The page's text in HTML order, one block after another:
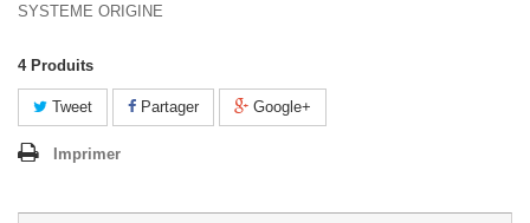
SYSTEME ORIGINE
4 Produits
Tweet Partager Google+
Imprimer